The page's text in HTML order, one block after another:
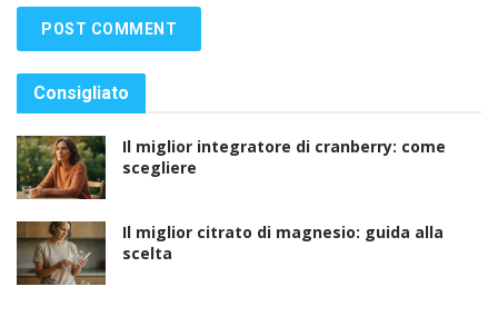
Consigliato
Il miglior integratore di cranberry: come
scegliere
Il miglior citrato di magnesio: guida alla
scelta